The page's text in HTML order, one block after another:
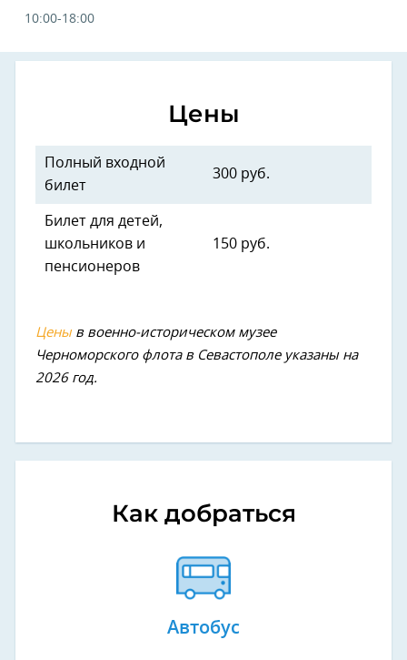
10:00-18:00
Цены
Полный входной
билет
300 руб.
Билет для детей,
школьников и
пенсионеров
150 руб.
Цены в военно-историческом музее
Черноморского флота в Севастополе указаны на
2026 год.
Как добраться
Автобус